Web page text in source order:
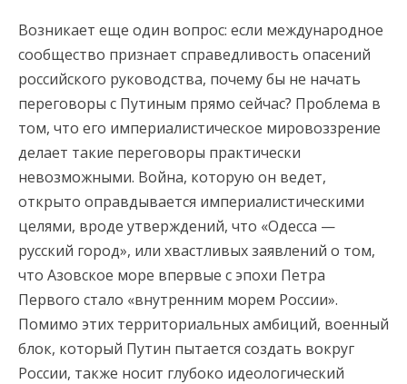
Возникает еще один вопрос: если международное
сообщество признает справедливость опасений
российского руководства, почему бы не начать
переговоры с Путиным прямо сейчас? Проблема в
том, что его империалистическое мировоззрение
делает такие переговоры практически
невозможными. Война, которую он ведет,
открыто оправдывается империалистическими
целями, вроде утверждений, что «Одесса —
русский город», или хвастливых заявлений о том,
что Азовское море впервые с эпохи Петра
Первого стало «внутренним морем России».
Помимо этих территориальных амбиций, военный
блок, который Путин пытается создать вокруг
России, также носит глубоко идеологический